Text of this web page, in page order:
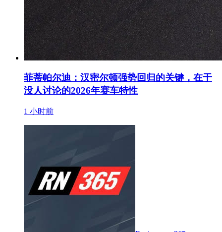
菲蒂帕尔迪：汉密尔顿强势回归的关键，在于
没人讨论的2026年赛车特性
1 小时前